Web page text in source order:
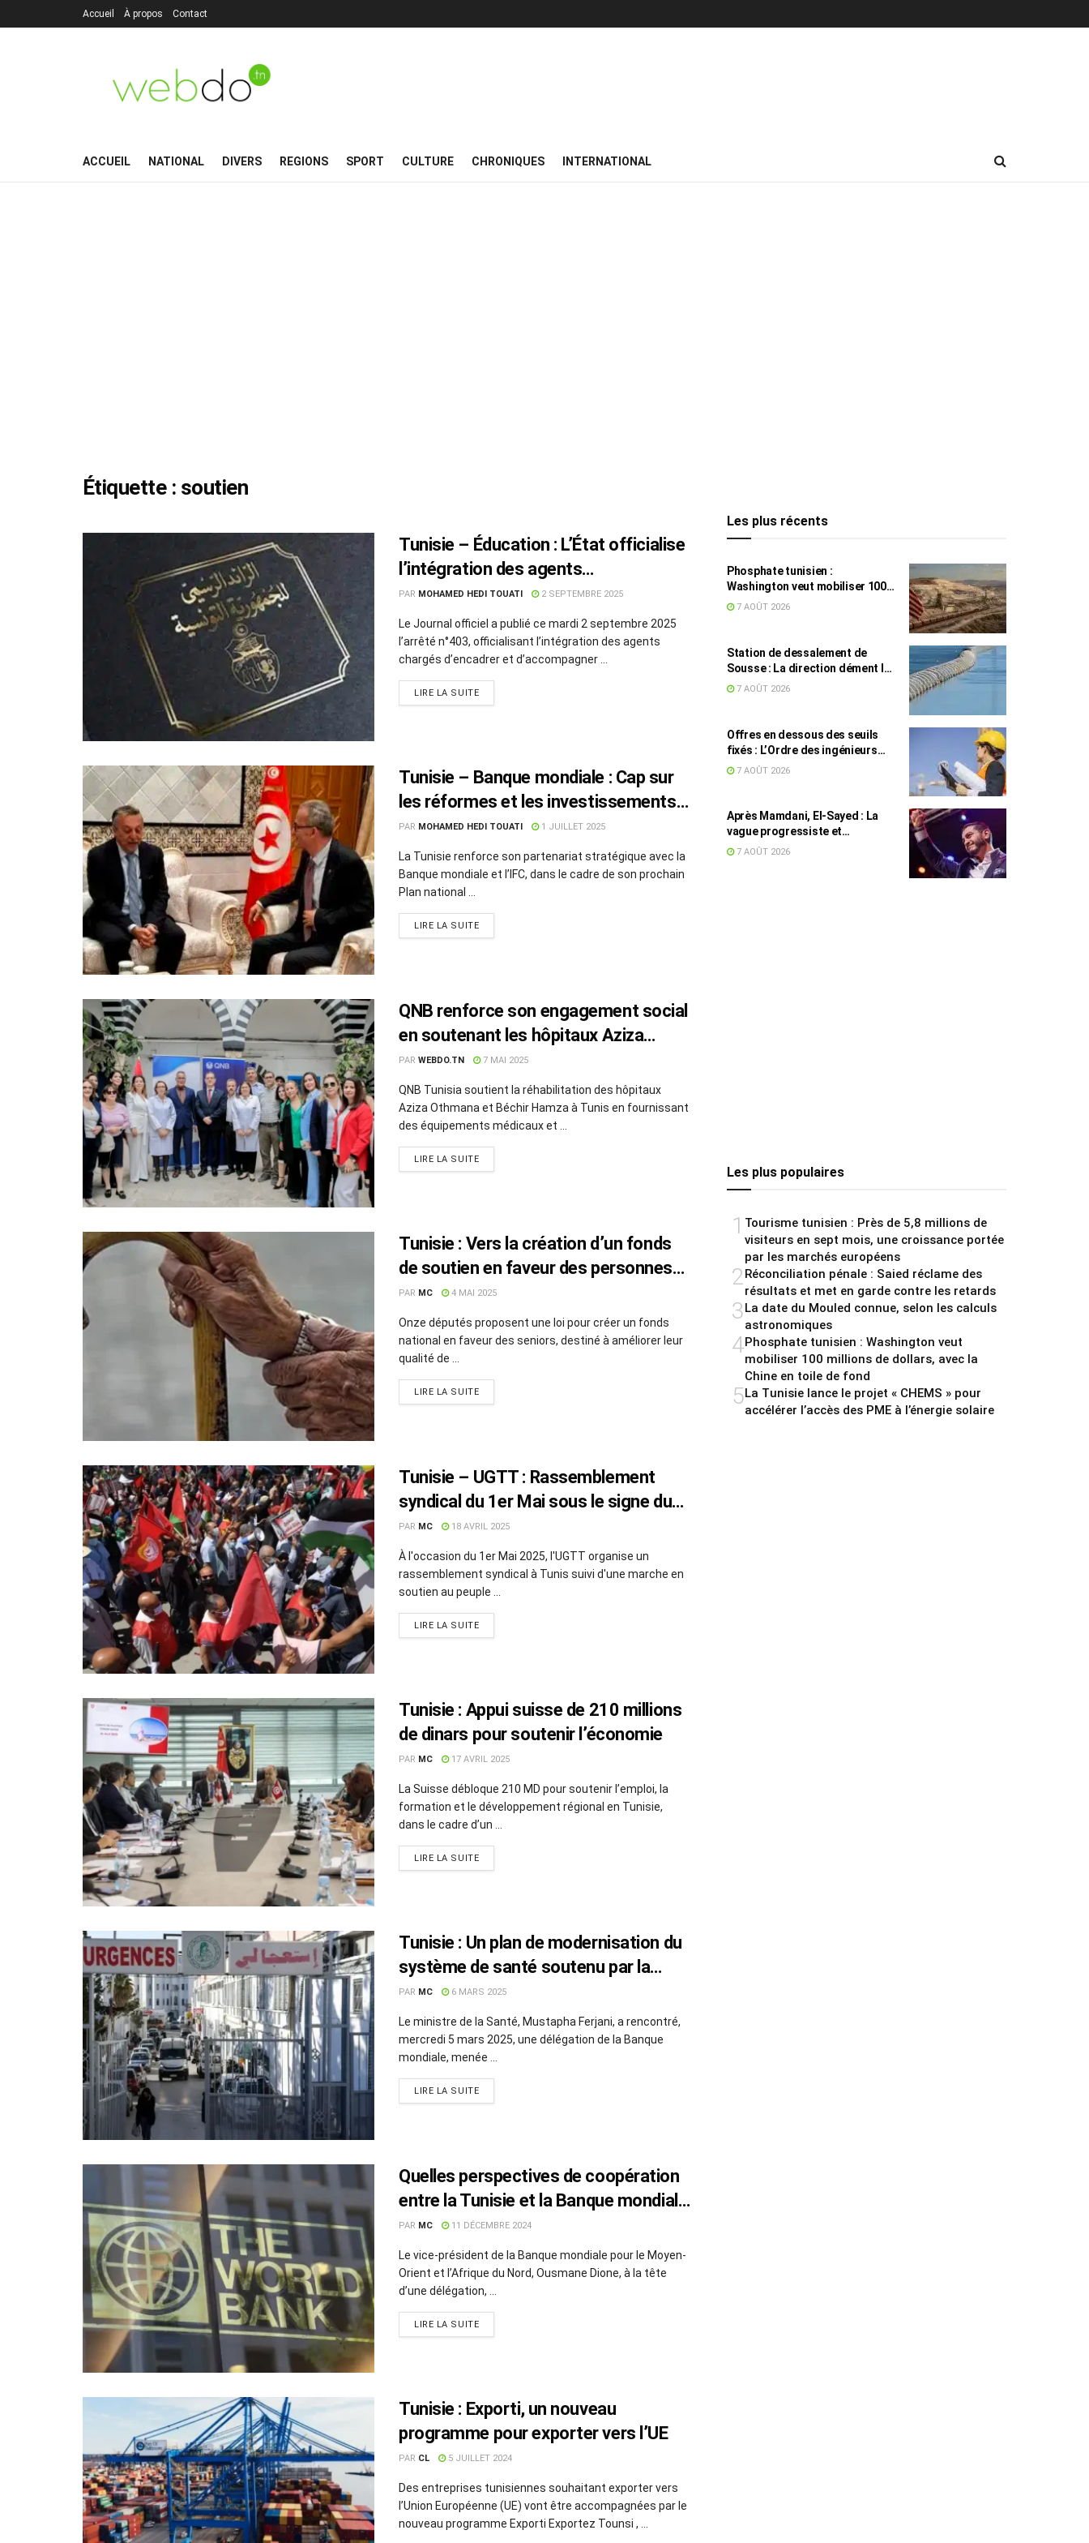
Accueil À propos Contact
ACCUEIL NATIONAL DIVERS REGIONS SPORT CULTURE CHRONIQUES INTERNATIONAL
Étiquette : soutien
Tunisie – Éducation : L’État officialise
l’intégration des agents
d’encadrement et de soutien
PAR MOHAMED HEDI TOUATI 2 SEPTEMBRE 2025
Le Journal officiel a publié ce mardi 2 septembre 2025
l’arrêté n°403, officialisant l’intégration des agents
chargés d’encadrer et d’accompagner ...
LIRE LA SUITE
Tunisie – Banque mondiale : Cap sur
les réformes et les investissements
pour l’emploi
PAR MOHAMED HEDI TOUATI 1 JUILLET 2025
La Tunisie renforce son partenariat stratégique avec la
Banque mondiale et l’IFC, dans le cadre de son prochain
Plan national ...
LIRE LA SUITE
QNB renforce son engagement social
en soutenant les hôpitaux Aziza
Othmana et Béchir Hamza
PAR WEBDO.TN 7 MAI 2025
QNB Tunisia soutient la réhabilitation des hôpitaux
Aziza Othmana et Béchir Hamza à Tunis en fournissant
des équipements médicaux et ...
LIRE LA SUITE
Tunisie : Vers la création d’un fonds
de soutien en faveur des personnes
âgées
PAR MC 4 MAI 2025
Onze députés proposent une loi pour créer un fonds
national en faveur des seniors, destiné à améliorer leur
qualité de ...
LIRE LA SUITE
Tunisie – UGTT : Rassemblement
syndical du 1er Mai sous le signe du
soutien à la Palestine
PAR MC 18 AVRIL 2025
À l'occasion du 1er Mai 2025, l'UGTT organise un
rassemblement syndical à Tunis suivi d'une marche en
soutien au peuple ...
LIRE LA SUITE
Tunisie : Appui suisse de 210 millions
de dinars pour soutenir l’économie
PAR MC 17 AVRIL 2025
La Suisse débloque 210 MD pour soutenir l’emploi, la
formation et le développement régional en Tunisie,
dans le cadre d’un ...
LIRE LA SUITE
Tunisie : Un plan de modernisation du
système de santé soutenu par la
Banque mondiale
PAR MC 6 MARS 2025
Le ministre de la Santé, Mustapha Ferjani, a rencontré,
mercredi 5 mars 2025, une délégation de la Banque
mondiale, menée ...
LIRE LA SUITE
Quelles perspectives de coopération
entre la Tunisie et la Banque mondiale
?
PAR MC 11 DÉCEMBRE 2024
Le vice-président de la Banque mondiale pour le Moyen-
Orient et l’Afrique du Nord, Ousmane Dione, à la tête
d’une délégation, ...
LIRE LA SUITE
Tunisie : Exporti, un nouveau
programme pour exporter vers l’UE
PAR CL 5 JUILLET 2024
Des entreprises tunisiennes souhaitant exporter vers
l’Union Européenne (UE) vont être accompagnées par le
nouveau programme Exporti Exportez Tounsi , ...
Les plus récents
Phosphate tunisien :
Washington veut mobiliser 100
millions de dollars, avec la Chine
7 AOÛT 2026
Station de dessalement de
Sousse : La direction dément les
rumeurs sur une eau impropre à
7 AOÛT 2026
Offres en dessous des seuils
fixés : L’Ordre des ingénieurs
hausse le ton
7 AOÛT 2026
Après Mamdani, El-Sayed : La
vague progressiste et
musulmane résiste à l’argent de
7 AOÛT 2026
Les plus populaires
1 Tourisme tunisien : Près de 5,8 millions de
visiteurs en sept mois, une croissance portée
par les marchés européens
2Réconciliation pénale : Saied réclame des
résultats et met en garde contre les retards
3La date du Mouled connue, selon les calculs
astronomiques
4Phosphate tunisien : Washington veut
mobiliser 100 millions de dollars, avec la
Chine en toile de fond
5La Tunisie lance le projet « CHEMS » pour
accélérer l’accès des PME à l’énergie solaire